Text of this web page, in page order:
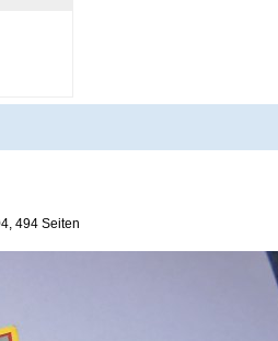
494 Seiten